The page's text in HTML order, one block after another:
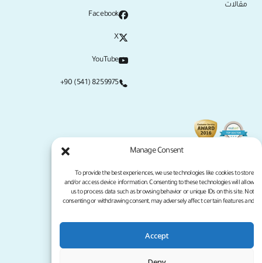
Manage Consent
To provide the best experiences, we use technologies like cookies to store
and/or access device information. Consenting to these technologies will allow
us to process data such as browsing behavior or unique IDs on this site. Not
consenting or withdrawing consent, may adversely affect certain features and
Accept
مقالات
Facebook
X
YouTube
+90 (541) 8259975
سياسة الخصوصية
جميع الحقوق محفوظة لموقع كلينيكانا لعام 2026